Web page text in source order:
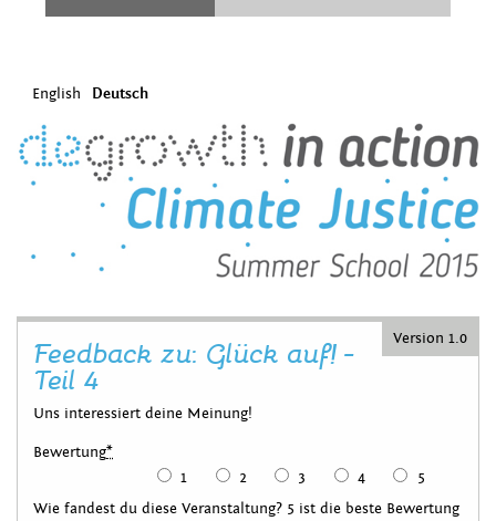
English Deutsch
Version 1.0
Feedback zu: Glück auf! -
Teil 4
Uns interessiert deine Meinung!
Bewertung*
1
2 3 4
5
Wie fandest du diese Veranstaltung? 5 ist die beste Bewertung